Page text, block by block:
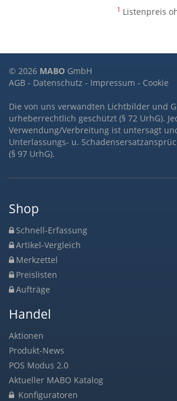
1 Listenpreis
© 2026 MABO GmbH
AGB - Datenschutz - Impressum - Cookie
Die von uns verwandten Lichtbilder und
urheberrechtlich geschützt (§ 72 UrhG).
Verwendung/Verbreitung ist untersagt
Unterlassungs- u.
(§ 97 UrhG).
Shop
Schnell-Erfassung
Artikel-Vergleich
Merkzettel
Preislisten
Aufträge
Handel
Aktionen
Produkt-News
POS Modus 2.0
Aktueller MABO Katalog
Konfiguratoren